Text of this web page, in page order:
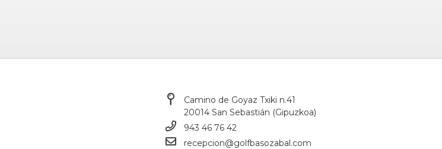
Camino de Goyaz Txiki n.41
20014 San Sebastián (Gipuzkoa)
943 46 76 42
recepcion@golfbasozabal.com